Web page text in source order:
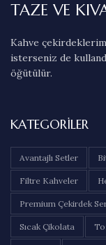
TAZE VE
Kahve
isterseniz de
öğütülür.
KATEGORILER
Avantajlı Setler
Filtre Kahveler
Premium Çekirdek
Sıcak Çikolata